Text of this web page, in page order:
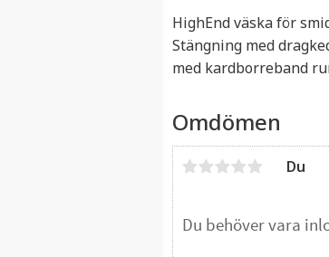
HighEnd väska för
Stängning med
med kardborreband
Omdömen
Du